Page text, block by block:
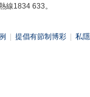
線1834 633。
提倡有節制博彩 私